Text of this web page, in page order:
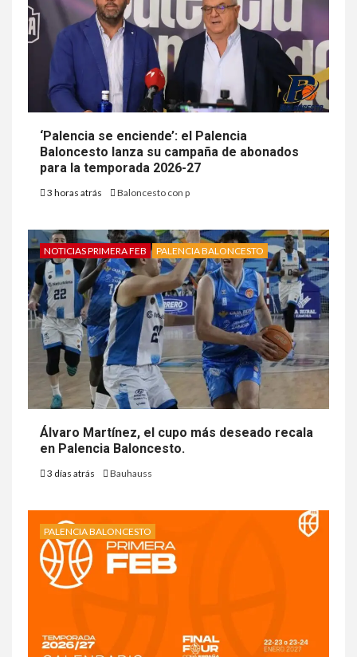
‘Palencia se enciende’: el Palencia
Baloncesto lanza su campaña de abonados
para la temporada 2026-27
3 horas atrás Baloncesto con p
NOTICIAS PRIMERA FEB PALENCIA BALONCESTO
Álvaro Martínez, el cupo más deseado recala
en Palencia Baloncesto.
3 días atrás Bauhauss
PALENCIA BALONCESTO